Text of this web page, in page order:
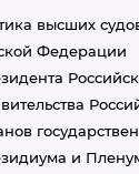
высших
Федерации
и